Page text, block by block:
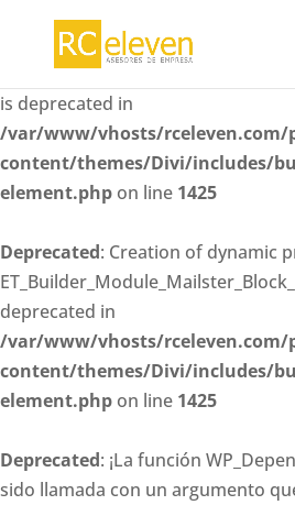
Deprecated : Creation of dynamic
is deprecated in
/var/www/vhosts/rceleven.com/
content/themes/Divi/includes/
element.php on line 1425
Deprecated: Creation of dynamic
deprecated in
/var/www/vhosts/rceleven.com/
content/themes/Divi/includes/
element.php on line 1425
Deprecated: ¡La función
sido llamada con un argumento